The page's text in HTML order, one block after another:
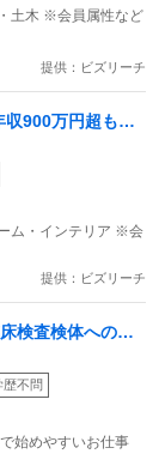
土木 ※会員属性など
提供：ビズリーチ
900万円超も可
ム・インテリア ※会
提供：ビズリーチ
検査検体へのラ
歴不問